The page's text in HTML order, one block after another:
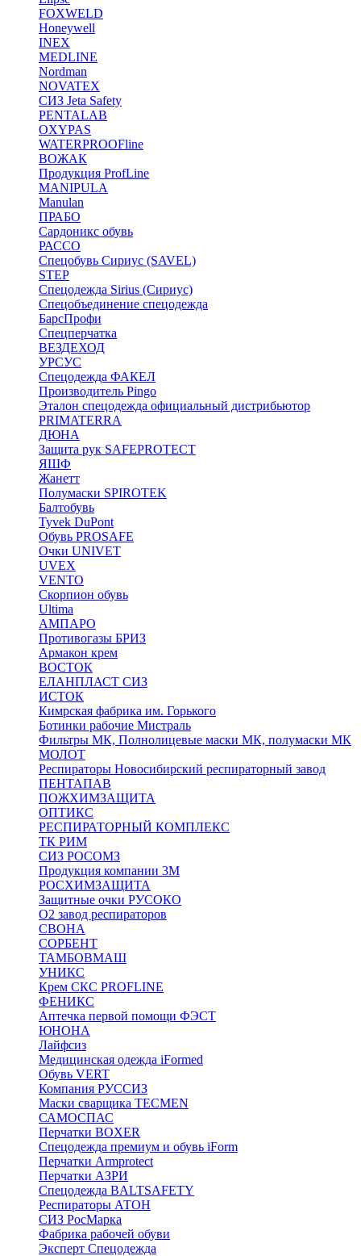
FOXWELD
Honeywell
INEX
MEDLINE
Nordman
NOVATEX
СИЗ Jeta Safety
PENTALAB
OXYPAS
WATERPROOFline
ВОЖАК
Продукция ProfLine
MANIPULA
Manulan
ПРАБО
Сардоникс обувь
РАССО
Спецобувь Сириус (SAVEL)
STEP
Спецодежда Sirius (Сириус)
Спецобъединение спецодежда
БарсПрофи
Спецперчатка
ВЕЗДЕХОД
УРСУС
Спецодежда ФАКЕЛ
Производитель Pingo
Эталон спецодежда официальный дистрибьютор
PRIMATERRA
ДЮНА
Защита рук SAFEPROTECT
ЯШФ
Жанетт
Полумаски SPIROTEK
Балтобувь
Tyvek DuPont
Обувь PROSAFE
Очки UNIVET
UVEX
VENTO
Скорпион обувь
Ultima
АМПАРО
Противогазы БРИЗ
Армакон крем
ВОСТОК
ЕЛАНПЛАСТ СИЗ
ИСТОК
Кимрская фабрика им. Горького
Ботинки рабочие Мистраль
Фильтры МК, Полнолицевые маски МК, полумаски МК
МОЛОТ
Респираторы Новосибирский респираторный завод
ПЕНТАПАВ
ПОЖХИМЗАЩИТА
ОПТИКС
РЕСПИРАТОРНЫЙ КОМПЛЕКС
ТК РИМ
СИЗ РОСОМЗ
Продукция компании 3M
РОСХИМЗАЩИТА
Защитные очки РУСОКО
О2 завод респираторов
СВОНА
СОРБЕНТ
ТАМБОВМАШ
УНИКС
Крем СКС PROFLINE
ФЕНИКС
Аптечка первой помощи ФЭСТ
ЮНОНА
Лайфсиз
Медицинская одежда iFormed
Обувь VERT
Компания РУССИЗ
Маски сварщика TECMEN
САМОСПАС
Перчатки BOXER
Спецодежда премиум и обувь iForm
Перчатки Armprotect
Перчатки АЗРИ
Спецодежда BALTSAFETY
Респираторы АТОН
СИЗ РосМарка
Фабрика рабочей обуви
Эксперт Спецодежда